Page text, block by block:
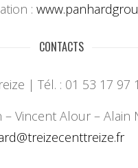
: www.
CONTACTS
| Tél. : 01 53 17 97
Vincent Alour – Alain
treizecenttreize.fr